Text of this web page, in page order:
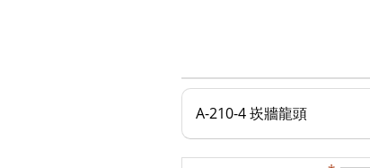
A-210-4 崁牆龍頭